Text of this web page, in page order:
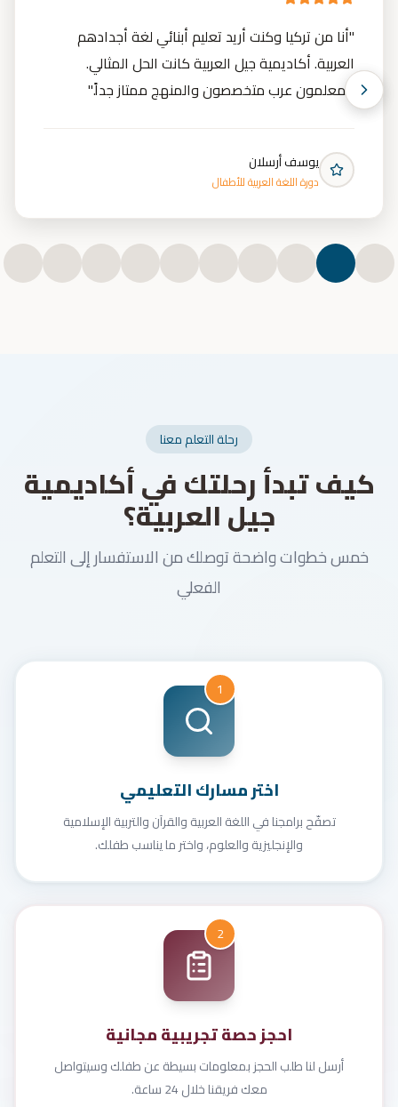
"أنا من تركيا وكنت أريد تعليم أبنائي لغة أجدادهم
العربية. أكاديمية جيل العربية كانت الحل المثالي.
المعلمون عرب متخصصون والمنهج ممتاز جداً."
يوسف أرسلان
دورة اللغة العربية للأطفال
رحلة التعلم معنا
كيف تبدأ رحلتك في أكاديمية
جيل العربية؟
خمس خطوات واضحة توصلك من الاستفسار إلى التعلم
الفعلي
1
اختر مسارك التعليمي
تصفّح برامجنا في اللغة العربية والقرآن والتربية الإسلامية
والإنجليزية والعلوم، واختر ما يناسب طفلك.
2
احجز حصة تجريبية مجانية
أرسل لنا طلب الحجز بمعلومات بسيطة عن طفلك وسيتواصل
معك فريقنا خلال 24 ساعة.